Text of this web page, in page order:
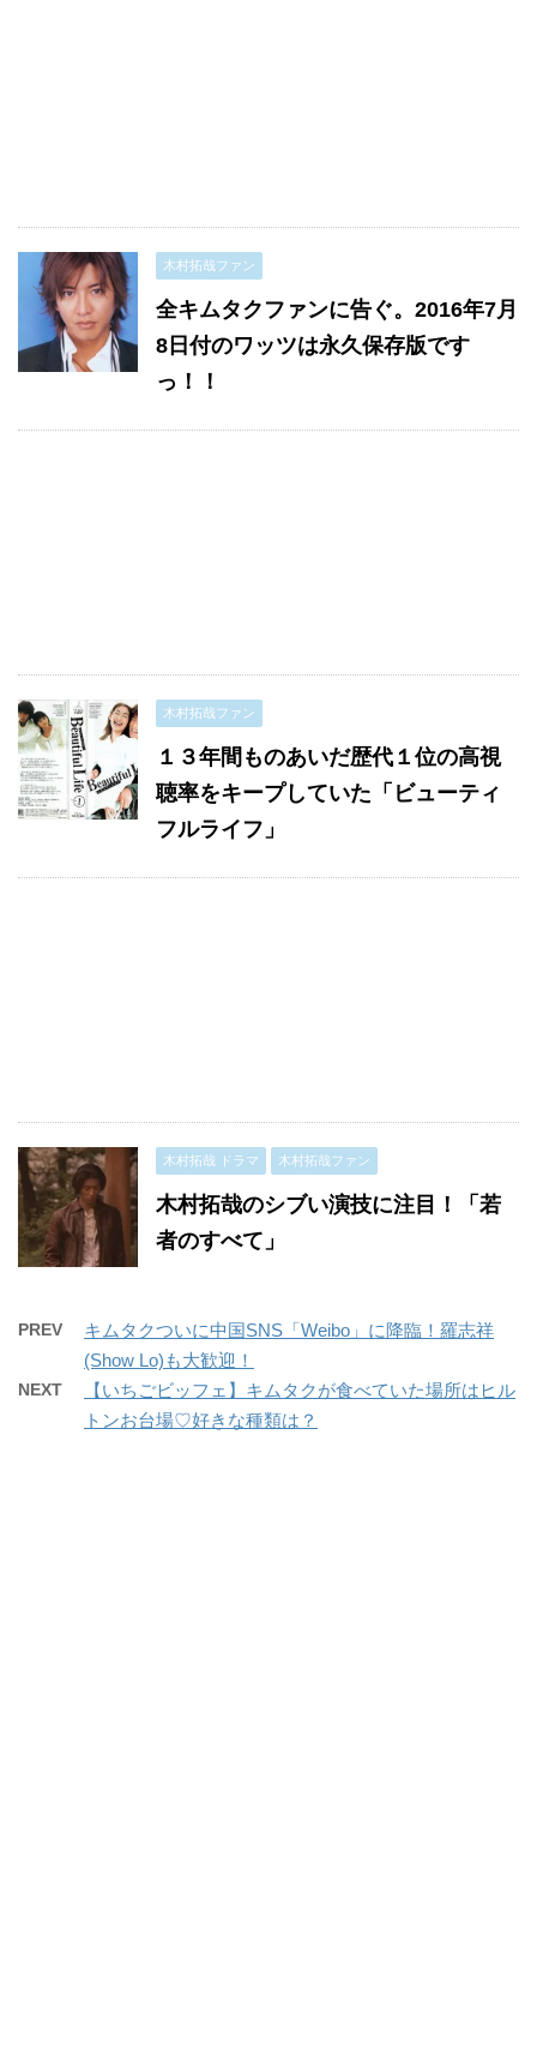
木村拓哉ファン
全キムタクファンに告ぐ。2016年7月
8日付のワッツは永久保存版です
っ！！
木村拓哉ファン
１３年間ものあいだ歴代１位の高視
聴率をキープしていた「ビューティ
フルライフ」
木村拓哉 ドラマ 木村拓哉ファン
木村拓哉のシブい演技に注目！「若
者のすべて」
PREV
キムタクついに中国SNS「Weibo」に降臨！羅志祥
(Show Lo)も大歓迎！
NEXT
【いちごビッフェ】キムタクが食べていた場所はヒル
トンお台場♡好きな種類は？